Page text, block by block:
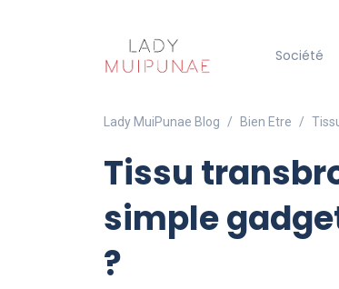
Société
Lady MuiPunae Blog Bien Etre
Tissu
simple
?